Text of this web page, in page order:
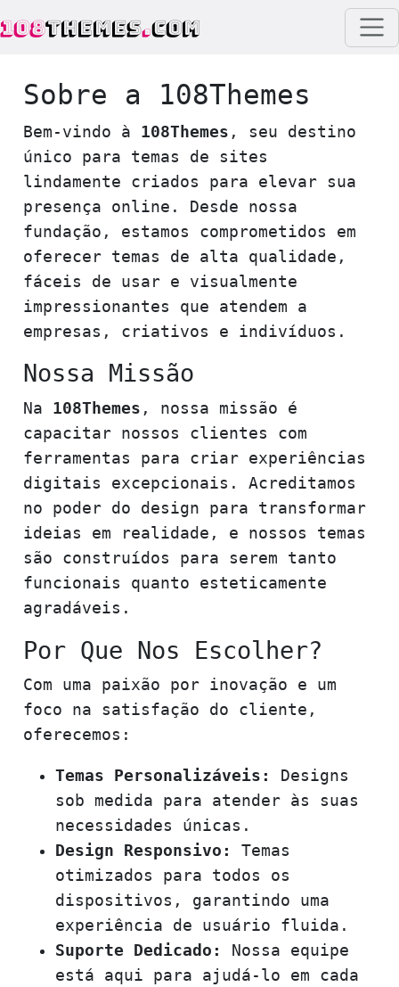
108THEMES.COM
Sobre a 108Themes
Bem-vindo à 108Themes , seu destino
único para temas de sites
lindamente criados para elevar sua
presença online. Desde nossa
fundação, estamos comprometidos em
oferecer temas de alta qualidade,
fáceis de usar e visualmente
impressionantes que atendem a
empresas, criativos e indivíduos.
Nossa Missão
Na 108Themes , nossa missão é
capacitar nossos clientes com
ferramentas para criar experiências
digitais excepcionais. Acreditamos
no poder do design para transformar
ideias em realidade, e nossos temas
são construídos para serem tanto
funcionais quanto esteticamente
agradáveis.
Por Que Nos Escolher?
Com uma paixão por inovação e um
foco na satisfação do cliente,
oferecemos:
Temas Personalizáveis:
Designs
sob medida para atender às suas
necessidades únicas.
Design Responsivo:
Temas
otimizados para todos os
dispositivos, garantindo uma
experiência de usuário fluida.
Suporte Dedicado:
Nossa equipe
está aqui para ajudá-lo em cada